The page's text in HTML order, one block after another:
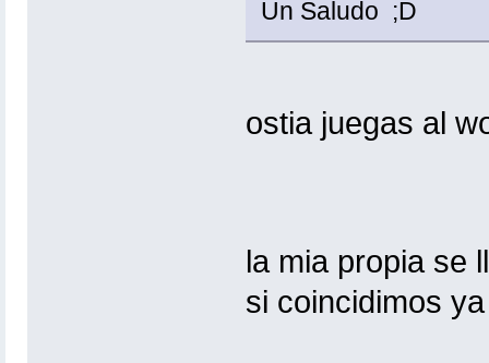
Un Saludo
ostia juegas al
la mia propia se
si coincidimos